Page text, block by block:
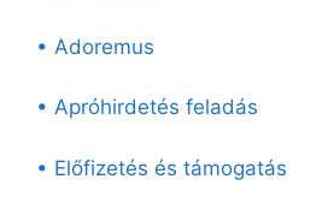
• Adoremus
• Apróhirdetés feladás
• Előfizetés és támogatás